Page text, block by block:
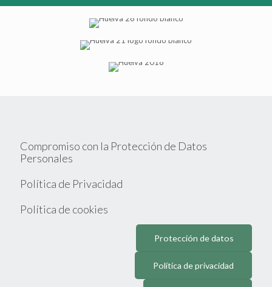
Compromiso con la Protección de Datos
Personales
Política de Privacidad
Política de cookies
Protección de datos
Política de privacidad